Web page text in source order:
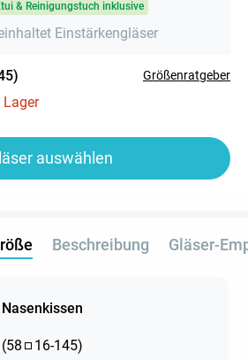
& Reinigungstuch inklusive
Einstärkengläser
) Größenratgeber
auswählen
Beschreibung Gläser-
(58 16-145)